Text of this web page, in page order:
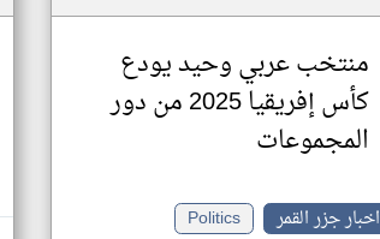
منتخب عربي وحيد يودع
كأس إفريقيا 2025 من دور
المجموعات
اخبار جزر القمر
Politics